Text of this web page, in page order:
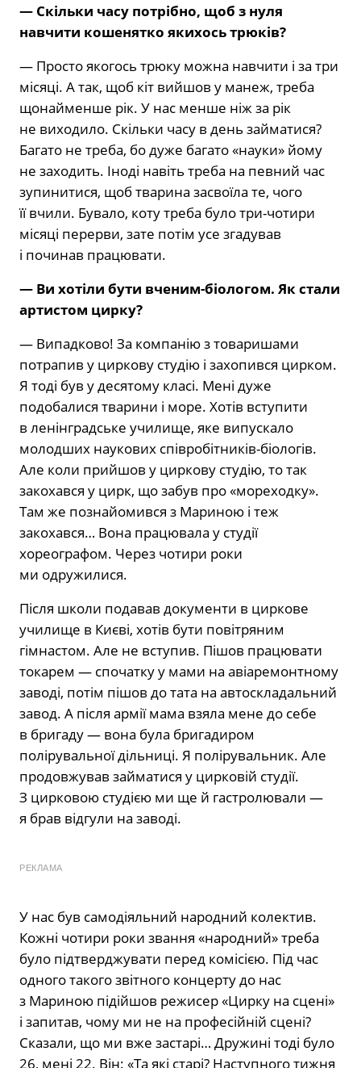
— Скільки часу потрібно, щоб з нуля
навчити кошенятко якихось трюків?
— Просто якогось трюку можна на­вчити і за три
місяці. А так, щоб кіт вий­шов у манеж, треба
щонайменше рік. У нас менше ніж за рік
не виходило. Скільки часу в день займатися?
Багато не треба, бо дуже багато «науки» йому
не заходить. Іноді навіть треба на пев­ний час
зупинитися, щоб тварина за­своїла те, чого
її вчили. Бувало, коту треба було три-чотири
місяці перерви, зате потім усе згадував
і починав пра­цювати.
— Ви хотіли бути вченим-біологом. Як стали
артистом цирку?
— Випадково! За компанію з товари­шами
потрапив у циркову студію і за­хопився цирком.
Я тоді був у десятому класі. Мені дуже
подобалися тварини і море. Хотів вступити
в ленінградське училище, яке випускало
молодших нау­кових співробітників-біологів.
Але коли прийшов у циркову студію, то так
зако­хався у цирк, що забув про «мореход­ку».
Там же познайомився з Мариною і теж
закохався… Вона працювала у сту­дії
хореографом. Через чотири роки
ми одружилися.
Після школи подавав документи в циркове
училище в Києві, хотів бути по­вітряним
гімнастом. Але не вступив. Пішов працювати
токарем — спочатку у мами на авіаремонтному
заводі, потім пішов до тата на автоскладальний
за­вод. А після армії мама взяла мене до себе
в бригаду — вона була бригадиром
полірувальної дільниці. Я поліруваль­ник. Але
продовжував займатися у цир­ковій студії.
З цирковою студією ми ще й гастролювали —
я брав відгули на за­воді.
РЕКЛАМА
У нас був самодіяльний народний ко­лектив.
Кожні чотири роки звання «на­родний» треба
було підтверджувати перед комісією. Під час
одного такого звітного концерту до нас
з Мариною пі­дійшов режисер «Цирку на сцені»
і за­питав, чому ми не на професійній сцені?
Сказали, що ми вже застарі… Дружині тоді було
26, мені 22. Він: «Та які старі? Наступного тижня